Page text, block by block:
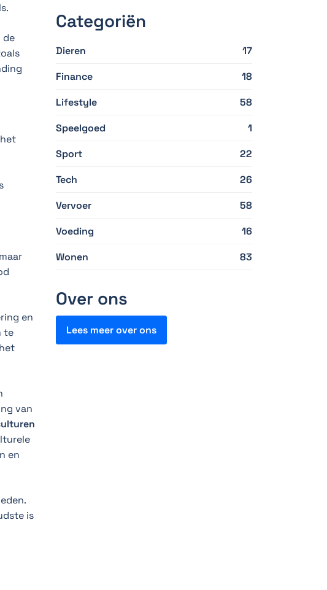
de
en
te
van
en
is
Categoriën
Dieren
17
Finance
18
Lifestyle
58
Speelgoed
1
Sport
22
Tech
26
Vervoer
58
Voeding
16
Wonen
83
Over ons
Lees meer over ons